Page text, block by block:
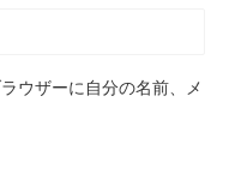
ウザーに自分の名前、メ